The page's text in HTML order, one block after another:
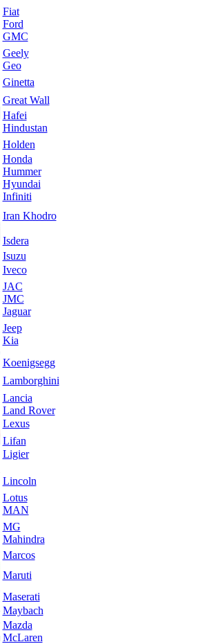
Fiat
Ford
GMC
Geely
Geo
Ginetta
Great Wall
Hafei
Hindustan
Holden
Honda
Hummer
Hyundai
Infiniti
Iran Khodro
Isdera
Isuzu
Iveco
JAC
JMC
Jaguar
Jeep
Kia
Koenigsegg
Lamborghini
Lancia
Land Rover
Lexus
Lifan
Ligier
Lincoln
Lotus
MAN
MG
Mahindra
Marcos
Maruti
Maserati
Maybach
Mazda
McLaren